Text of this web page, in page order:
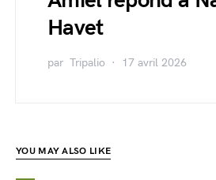
Havet
par Tripalio 17 avril 2026
YOU MAY ALSO LIKE